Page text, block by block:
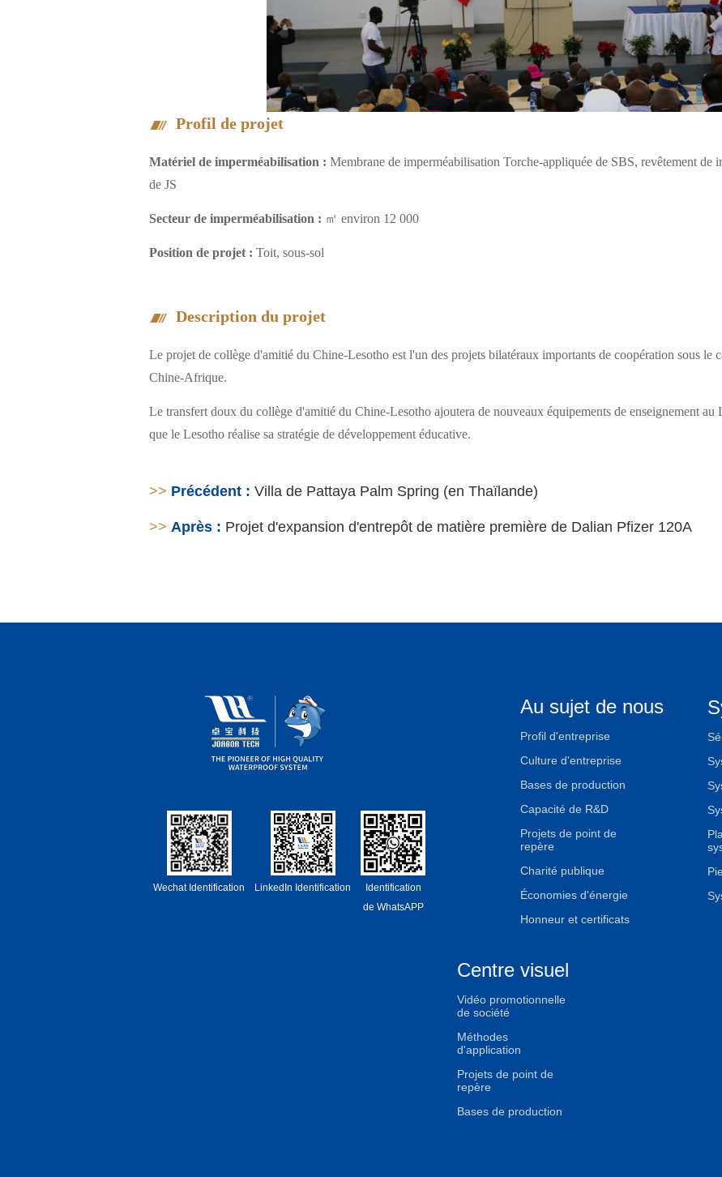
Profil de projet
Matériel de imperméabilisation : Membrane de imperméabilisation Torche-appliquée de SBS, revêtement de
de JS
Secteur de imperméabilisation : ㎡ environ 12 000
Position de projet : Toit, sous-sol
Description du projet
Le projet de collège d'amitié du Chine-Lesotho est l'un des projets bilatéraux importants de coopération sous le
Chine-Afrique.
Le transfert doux du collège d'amitié du Chine-Lesotho ajoutera de nouveaux équipements de enseignement
que le Lesotho réalise sa stratégie de développement éducative.
>> Précédent : Villa de Pattaya Palm Spring (en Thaïlande)
>> Après : Projet d'expansion d'entrepôt de matière première de Dalian Pfizer 120A
Wechat Identification LinkedIn Identification
Identification
de WhatsAPP
Au sujet de nous
Profil d'entreprise
Culture d'entreprise
Bases de production
Capacité de R&D
Projets de point de
repère
Charité publique
Économies d'énergie
Honneur et certificats
Centre visuel
Vidéo promotionnelle
de société
Méthodes
d'application
Projets de point de
repère
Bases de production